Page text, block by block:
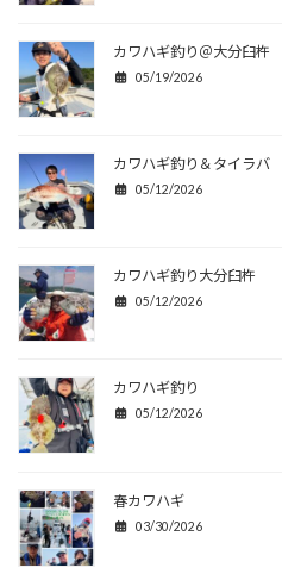
カワハギ釣り＠大分臼杵
05/19/2026
カワハギ釣り＆タイラバ
05/12/2026
カワハギ釣り大分臼杵
05/12/2026
カワハギ釣り
05/12/2026
春カワハギ
03/30/2026